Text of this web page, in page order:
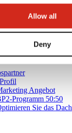
Allow all
Deny
Angebot
Programm 50:50
Sie das Dach